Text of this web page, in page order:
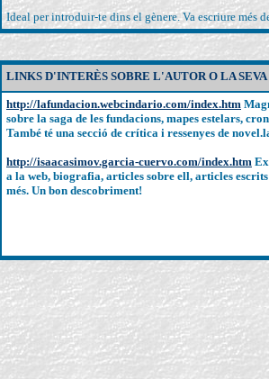
Ideal per introduir-te dins el gènere. Va escriure més
LINKS D'INTERÈS SOBRE L'AUTOR O LA SEVA
http://lafundacion.webcindario.com/index.htm
sobre la saga de les fundacions, mapes estelars,
També té una secció de crítica i ressenyes de
http://isaacasimov.garcia-cuervo.com/index.htm
a la web, biografia, articles sobre ell, articles
més. Un bon descobriment!